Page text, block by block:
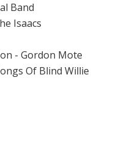
Band
Isaacs
- Gordon Mote
Of Blind Willie